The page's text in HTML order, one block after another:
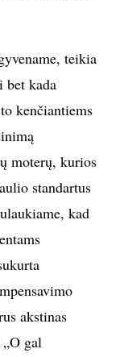
teikia
bet kada
kenčiantiems
moterų, kurios
standartus
kad
akstinas
gal